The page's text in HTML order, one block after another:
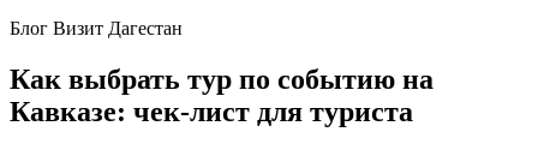
Блог Визит Дагестан
Как выбрать тур по событию на
Кавказе: чек-лист для туриста